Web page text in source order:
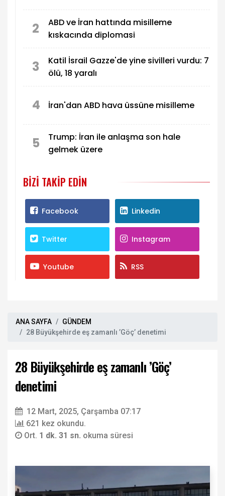
2
ABD ve İran hattında misilleme
kıskacında diplomasi
3
Katil İsrail Gazze'de yine sivilleri vurdu: 7
ölü, 18 yaralı
4 İran'dan ABD hava üssüne misilleme
5
Trump: İran ile anlaşma son hale
gelmek üzere
BIZI TAKIP EDIN
Facebook Linkedin
Twitter Instagram
Youtube RSS
ANA SAYFA
GÜNDEM
28 Büyükşehirde eş zamanlı ’Göç’ denetimi
28 Büyükşehirde eş zamanlı ’Göç’
denetimi
12 Mart, 2025, Çarşamba 07:17
621 kez okundu.
Ort. 1 dk. 31 sn. okuma süresi